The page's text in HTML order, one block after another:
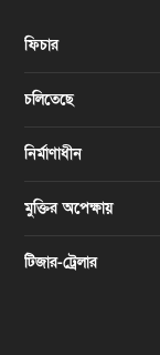
ফিচার
চলিতেছে
নির্মাণাধীন
মুক্তির অপেক্ষায়
টিজার-ট্রেলার